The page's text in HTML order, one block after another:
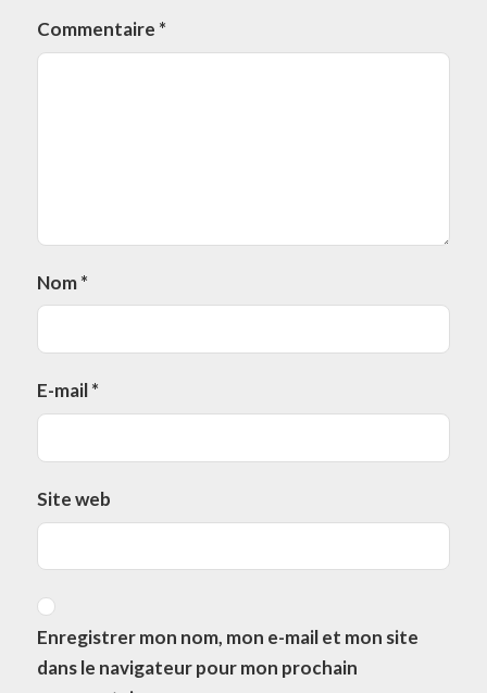
Commentaire *
Nom*
E-mail*
Site web
Enregistrer mon nom, mon e-mail et mon site
dans le navigateur pour mon prochain